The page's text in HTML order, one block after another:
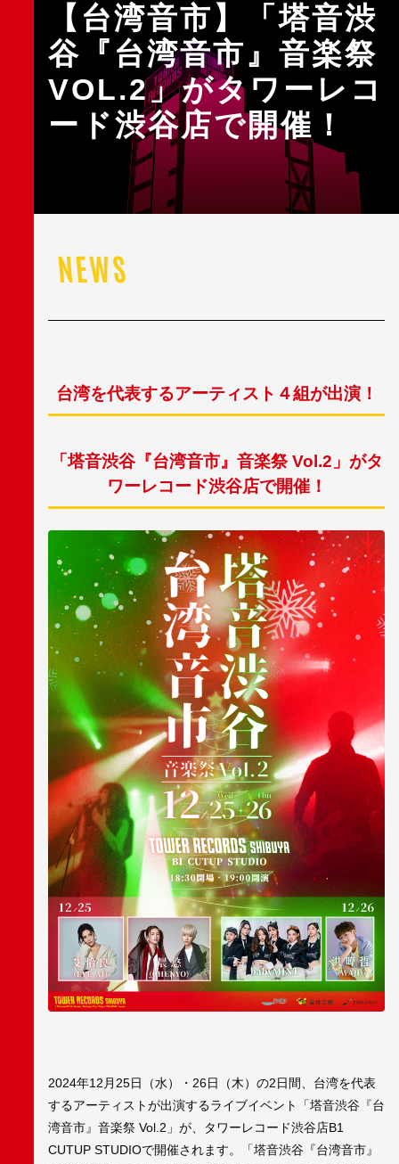
【台湾音市】「塔音渋
谷『台湾音市』音楽祭
VOL.2」がタワーレコ
ード渋谷店で開催！
NEWS
台湾を代表するアーティスト４組が出演！
「塔音渋谷『台湾音市』音楽祭 Vol.2」がタ
ワーレコード渋谷店で開催！
2024年12月25日（水）・26日（木）の2日間、台湾を代表
するアーティストが出演するライブイベント「塔音渋谷『台
湾音市』音楽祭 Vol.2」が、タワーレコード渋谷店B1
CUTUP STUDIOで開催されます。「塔音渋谷『台湾音市』